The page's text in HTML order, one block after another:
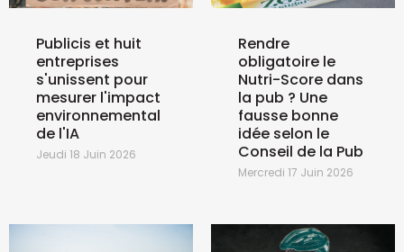
Publicis et huit
entreprises
s'unissent pour
mesurer l'impact
environnemental
de l'IA
Jeudi 18 Juin 2026
Rendre
obligatoire le
Nutri-Score dans
la pub ? Une
fausse bonne
idée selon le
Conseil de la Pub
Mercredi 17 Juin 2026